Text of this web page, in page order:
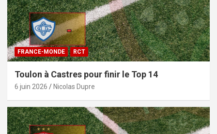
FRANCE-MONDE RCT
Toulon à Castres pour finir le Top 14
6 juin 2026 Nicolas Dupre